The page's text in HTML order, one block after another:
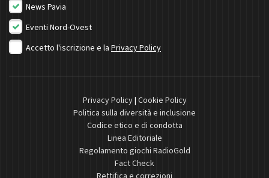
News Pavia
Eventi Nord-Ovest
Accetto l'iscrizione e la Privacy Policy
Privacy Policy| Cookie Policy
Politica sulla diversità e inclusione
Codice etico e di condotta
Linea Editoriale
Regolamento giochi RadioGold
Fact Check